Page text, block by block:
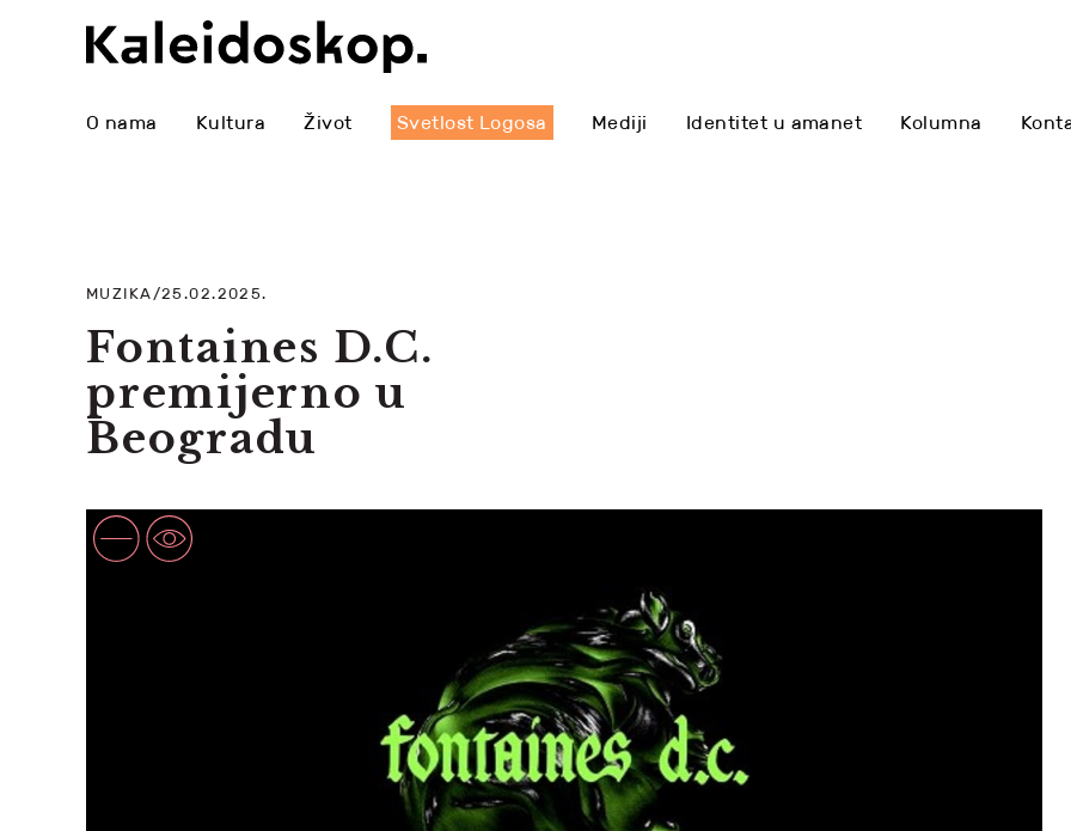
O nama Kultura Život Svetlost Logosa Mediji Identitet u amanet Kolumna
MUZIKA/25.02.2025.
Fontaines D.C.
premijerno u
Beogradu